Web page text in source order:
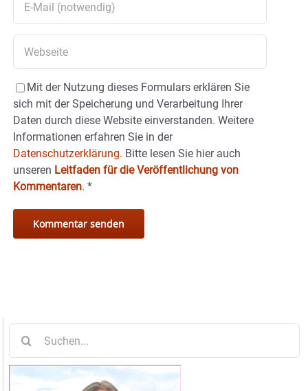
Mit der Nutzung dieses Formulars erklären Sie
sich mit der Speicherung und Verarbeitung Ihrer
Daten durch diese Website einverstanden. Weitere
Informationen erfahren Sie in der
Datenschutzerklärung. Bitte lesen Sie hier auch
unseren Leitfaden für die Veröffentlichung von
Kommentaren. *
nach: